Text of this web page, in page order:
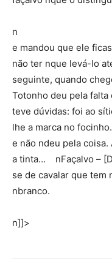
n
e mandou que ele
não ter nque levá-lo
seguinte, quando
Totonho deu pela falta
teve dúvidas: foi ao
lhe a marca no
e não ndeu pela
a tinta… nFaçalvo –
se de cavalar que tem
nbranco.
n]]>